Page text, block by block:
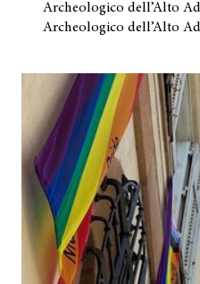
Archeologico dell’Alto
Archeologico dell’Alto